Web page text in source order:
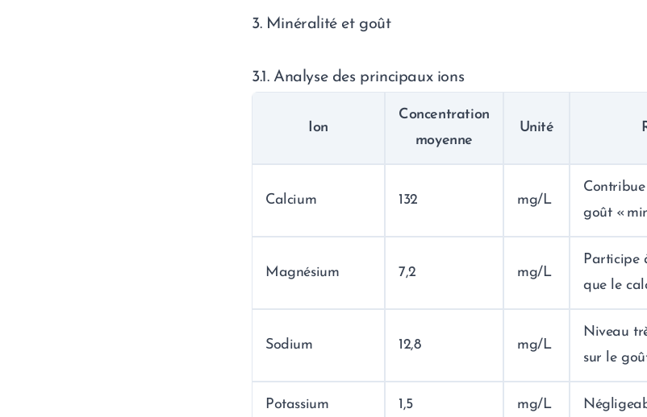
3. Minéralité et goût
3.1. Analyse des principaux ions
Ion
Concentration
moyenne
Unité
Calcium 132 mg/L
goût «
Magnésium 7,2 mg/L
Participe
que le
Sodium 12,8 mg/L
Niveau
sur le
Potassium 1,5 mg/L